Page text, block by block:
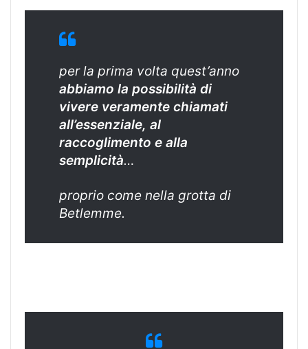
per la prima volta quest’anno
abbiamo la possibilità di
vivere veramente chiamati
all’essenziale, al
raccoglimento e alla
semplicità…
proprio come nella grotta di
Betlemme.